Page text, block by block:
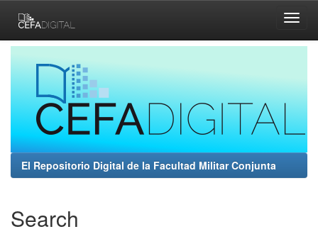
navigation
El Repositorio Digital de la Facultad Militar Conjunta
Search